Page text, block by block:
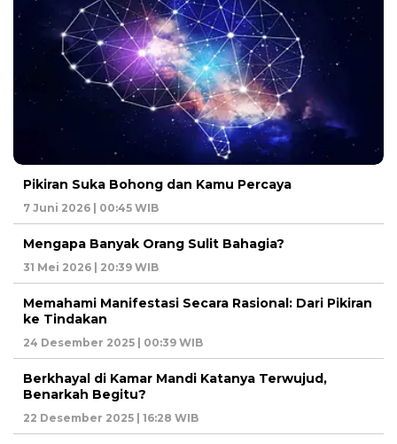
Pikiran Suka Bohong dan Kamu Percaya
7 Juni 2026 | 00:45 WIB
Mengapa Banyak Orang Sulit Bahagia?
31 Mei 2026 | 20:39 WIB
Memahami Manifestasi Secara Rasional: Dari Pikiran
ke Tindakan
24 Desember 2025 | 00:39 WIB
Berkhayal di Kamar Mandi Katanya Terwujud,
Benarkah Begitu?
22 Desember 2025 | 16:28 WIB